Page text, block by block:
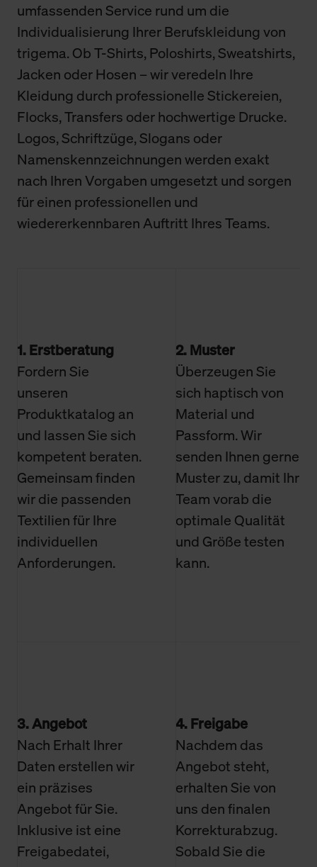
umfassenden Service rund um die
Individualisierung Ihrer Berufskleidung von
trigema. Ob T-Shirts, Poloshirts, Sweatshirts,
Jacken oder Hosen – wir veredeln Ihre
Kleidung durch professionelle Stickereien,
Flocks, Transfers oder hochwertige Drucke.
Logos, Schriftzüge, Slogans oder
Namenskennzeichnungen werden exakt
nach Ihren Vorgaben umgesetzt und sorgen
für einen professionellen und
wiedererkennbaren Auftritt Ihres Teams.
1. Erstberatung
Fordern Sie
unseren
Produktkatalog an
und lassen Sie sich
kompetent beraten.
Gemeinsam finden
wir die passenden
Textilien für Ihre
individuellen
Anforderungen.
2. Muster
Überzeugen Sie
sich haptisch von
Material und
Passform. Wir
senden Ihnen gerne
Muster zu, damit Ihr
Team vorab die
optimale Qualität
und Größe testen
kann.
3. Angebot
Nach Erhalt Ihrer
Daten erstellen wir
ein präzises
Angebot für Sie.
Inklusive ist eine
Freigabedatei,
4. Freigabe
Nachdem das
Angebot steht,
erhalten Sie von
uns den finalen
Korrekturabzug.
Sobald Sie die